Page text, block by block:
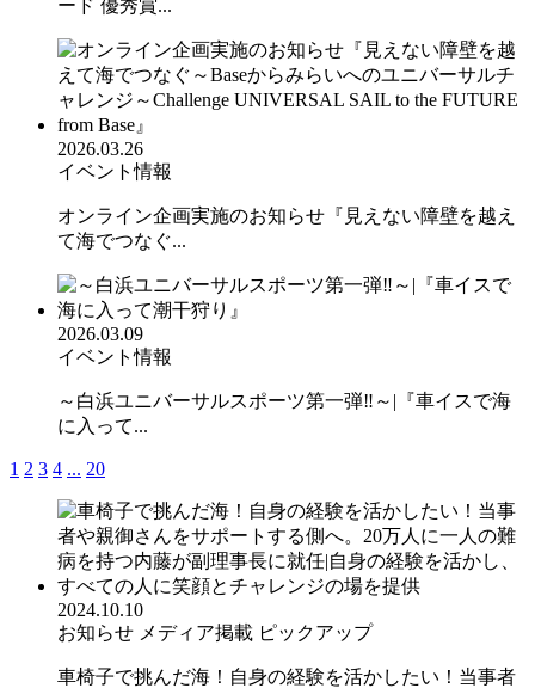
ード 優秀賞...
2026.03.26
イベント情報
オンライン企画実施のお知らせ『見えない障壁を越え
て海でつなぐ...
2026.03.09
イベント情報
～白浜ユニバーサルスポーツ第一弾‼︎～|『車イスで海
に入って...
1 2 3 4 ... 20
2024.10.10
お知らせ メディア掲載 ピックアップ
車椅子で挑んだ海！自身の経験を活かしたい！当事者